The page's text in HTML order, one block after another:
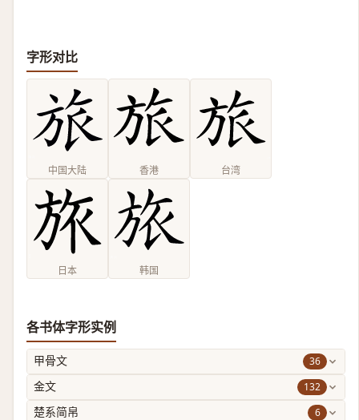
字形对比
中国大陆 香港 台湾
日本 韩国
各书体字形实例
甲骨文 36
金文 132
楚系简帛 6